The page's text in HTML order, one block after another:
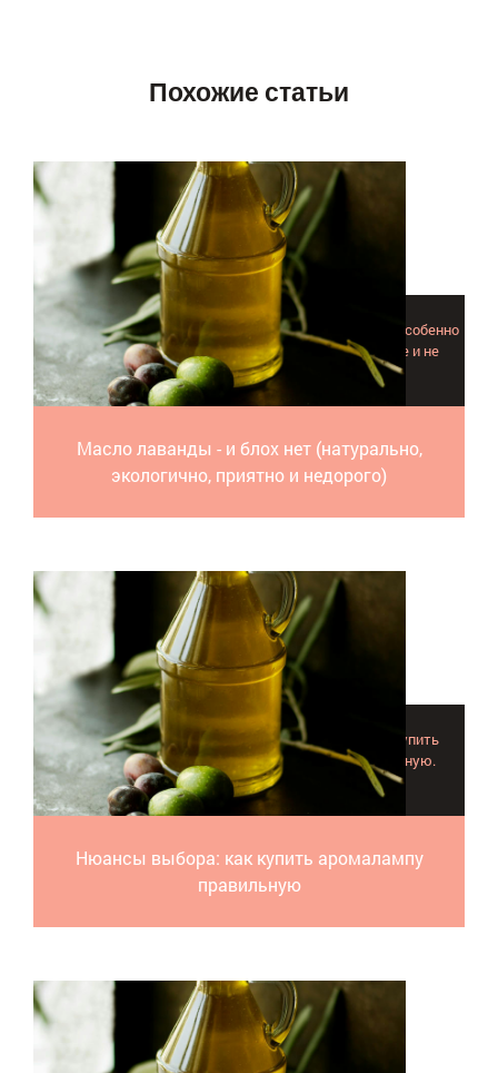
Похожие статьи
Масло лаванды - и блох нет (натурально,
экологично, приятно и недорого)
Масло лаванды от блох – почти идеальное решение, особенно
для тех, кто заботится о природе и своем кошельке и не
думает так, как большинство.
Нюансы выбора: как купить аромалампу
правильную
Обратите особое внимание на эти детали, чтобы купить
аромалампу действительно эффективную и полезную.
Приметы качественного выбора здесь!